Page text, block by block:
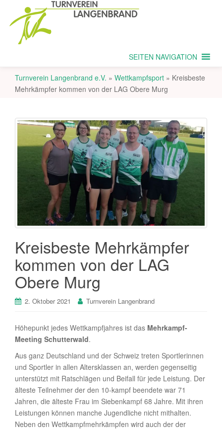
SEITEN NAVIGATION
Turnverein Langenbrand e.V. » Wettkampfsport » Kreisbeste
Mehrkämpfer kommen von der LAG Obere Murg
Kreisbeste Mehrkämpfer
kommen von der LAG
Obere Murg
2. Oktober 2021 Turnverein Langenbrand
Höhepunkt jedes Wettkampfjahres ist das Mehrkampf-
Meeting Schutterwald.
Aus ganz Deutschland und der Schweiz treten Sportlerinnen
und Sportler in allen Altersklassen an, werden gegenseitig
unterstützt mit Ratschlägen und Beifall für jede Leistung. Der
älteste Teilnehmer der den 10-kampf beendete war 71
Jahren, die älteste Frau im Siebenkampf 68 Jahre. Mit ihren
Leistungen können manche Jugendliche nicht mithalten.
Neben den Wettkampfmehrkämpfen wird auch der der